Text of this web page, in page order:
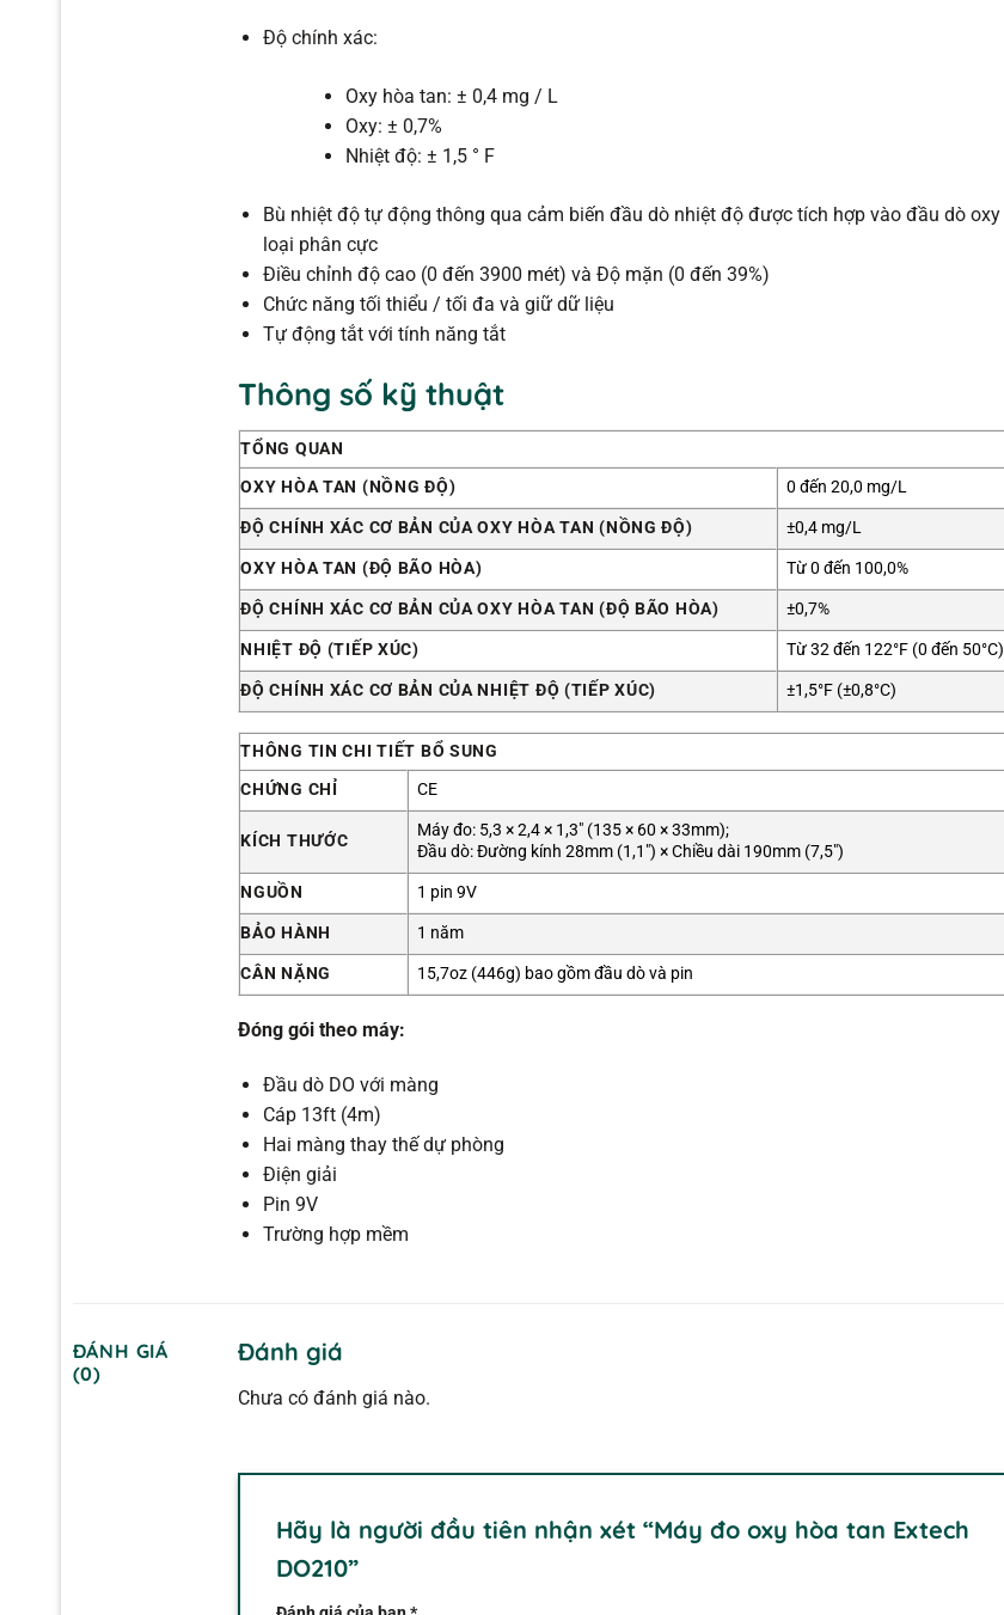
Độ chính xác:
Oxy hòa tan: ± 0,4 mg / L
Oxy: ± 0,7%
Nhiệt độ: ± 1,5 ° F
Bù nhiệt độ tự động thông qua cảm biến đầu dò nhiệt độ được tích hợp vào đầu dò oxy
loại phân cực
Điều chỉnh độ cao (0 đến 3900 mét) và Độ mặn (0 đến 39%)
Chức năng tối thiểu / tối đa và giữ dữ liệu
Tự động tắt với tính năng tắt
Thông số kỹ thuật
TỔNG QUAN
OXY HÒA TAN (NỒNG ĐỘ)
0 đến 20,0 mg/L
ĐỘ CHÍNH XÁC CƠ BẢN CỦA OXY HÒA TAN (NỒNG ĐỘ)
±0,4 mg/L
OXY HÒA TAN (ĐỘ BÃO HÒA)
Từ 0 đến 100,0%
ĐỘ CHÍNH XÁC CƠ BẢN CỦA OXY HÒA TAN (ĐỘ BÃO HÒA)
±0,7%
NHIỆT ĐỘ (TIẾP XÚC)
Từ 32 đến 122°F (0 đến 50°C)
ĐỘ CHÍNH XÁC CƠ BẢN CỦA NHIỆT ĐỘ (TIẾP XÚC)
±1,5°F (±0,8°C)
THÔNG TIN CHI TIẾT BỔ SUNG
CHỨNG CHỈ
CE
KÍCH THƯỚC
Máy đo: 5,3 × 2,4 × 1,3″ (135 × 60 × 33mm);
Đầu dò: Đường kính 28mm (1,1″) × Chiều dài 190mm (7,5″)
NGUỒN
1 pin 9V
BẢO HÀNH
1 năm
CÂN NẶNG
15,7oz (446g) bao gồm đầu dò và pin
Đóng gói theo máy:
Đầu dò DO với màng
Cáp 13ft (4m)
Hai màng thay thế dự phòng
Điện giải
Pin 9V
Trường hợp mềm
ĐÁNH GIÁ
(0)
Đánh giá
Chưa có đánh giá nào.
Hãy là người đầu tiên nhận xét “Máy đo oxy hòa tan Extech
DO210”